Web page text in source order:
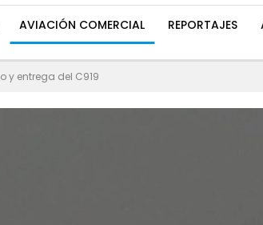
AVIACIÓN COMERCIAL REPORTAJES
y entrega del C919